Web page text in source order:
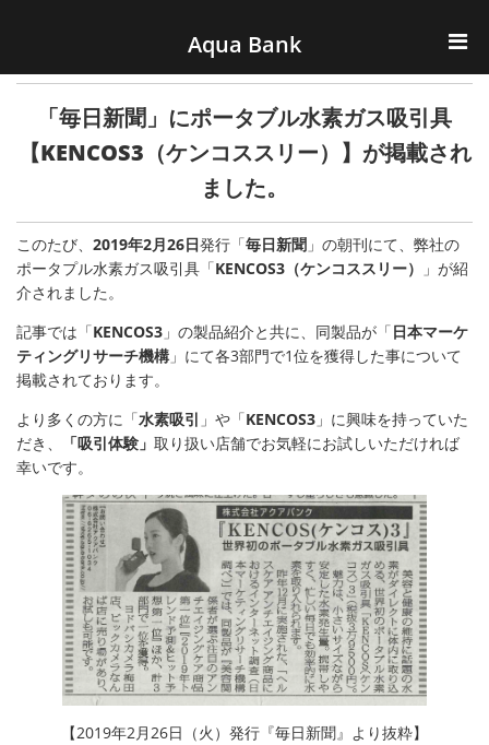
Aqua Bank
TOP
KENCOS・eye-cos
COOLIC
会社概要
「毎日新聞」にポータブル水素ガス吸引具
【KENCOS3（ケンコススリー）】が掲載され
ました。
このたび、 2019年2月26日発行「毎日新聞 」の朝刊にて、弊社の
ポータプル水素ガス吸引具「KENCOS3 （ケンコススリー）
」が紹
介されました。
記事では「KENCOS3 」の製品紹介と共に、同製品が「日本マーケ
ティングリサーチ機構 」にて各3部門で1位を獲得した事について
掲載されております。
より多くの方に「水素吸引 」や「KENCOS3 」に興味を持っていた
だき、
「吸引体験」 取り扱い店舗でお気軽にお試しいただければ
幸いです。
【2019年2月26日（火）発行『毎日新聞』より抜粋】